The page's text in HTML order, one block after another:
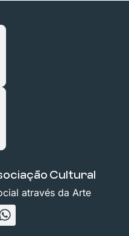
Cultural
através da Arte